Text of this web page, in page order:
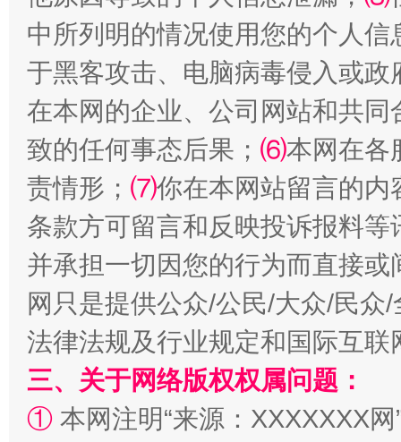
从幼儿园到大学，有这些资助 “
事关残疾人未来5年
中所列明的情况使用您的个人
于黑客攻击、电脑病毒侵入或
在本网的企业、公司网站和共
致的任何事态后果； ⑹本网在各
责情形； ⑺你在本网站留言的内
条款方可留言和反映投诉报料
并承担一切因您的行为而直接
网只是提供公众/公民/大众/民
法律法规及行业规定和国际互
三、关于网络版权权属问题：
① 本网注明“来源：XXXXXXX